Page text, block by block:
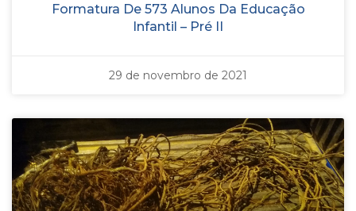
Formatura De 573 Alunos Da Educação
Infantil – Pré II
29 de novembro de 2021